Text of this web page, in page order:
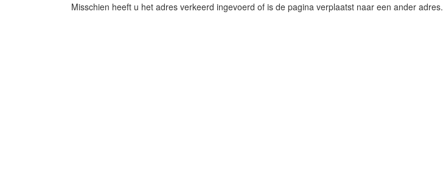
Misschien heeft u het adres verkeerd ingevoerd of is de pagina verplaatst naar een ander adres.